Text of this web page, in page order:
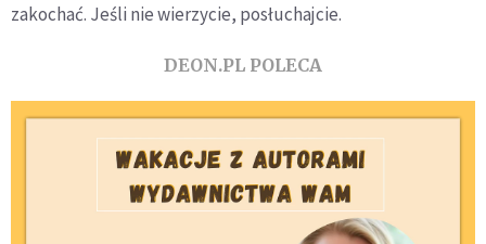
zakochać. Jeśli nie wierzycie, posłuchajcie.
DEON.PL POLECA